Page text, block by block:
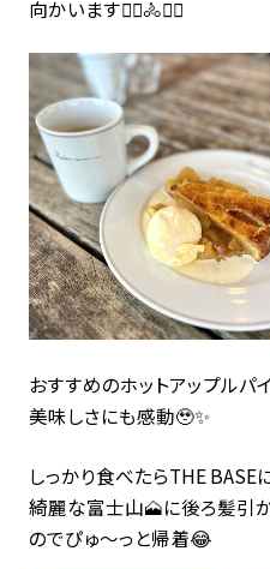
向かいます🚴‍♀️🚴🚴‍♂️
おすすめのホットアップルパ
美味しさにも感動🥹✨
しっかり食べたらTHE BASE
綺麗な富士山🗻に後ろ髪引
のでぴゅ〜っと帰着😂